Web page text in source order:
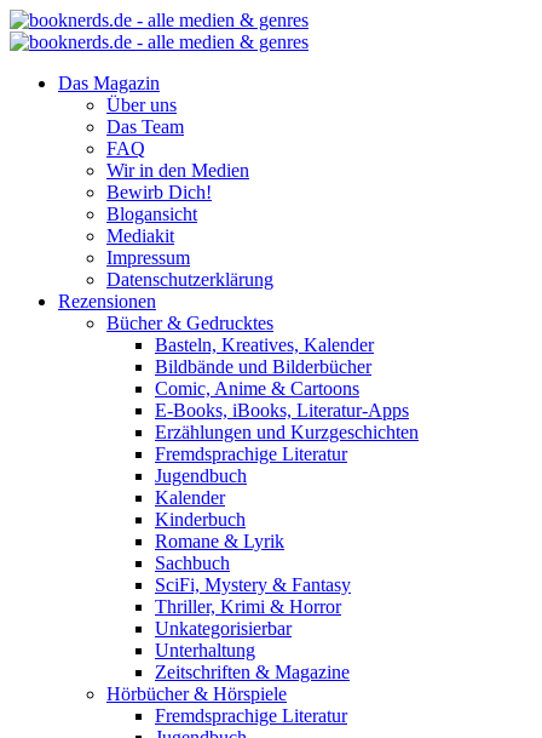
Das Magazin
Über uns
Das Team
FAQ
Wir in den Medien
Bewirb Dich!
Blogansicht
Mediakit
Impressum
Datenschutzerklärung
Rezensionen
Bücher & Gedrucktes
Basteln, Kreatives, Kalender
Bildbände und Bilderbücher
Comic, Anime & Cartoons
E-Books, iBooks, Literatur-Apps
Erzählungen und Kurzgeschichten
Fremdsprachige Literatur
Jugendbuch
Kalender
Kinderbuch
Romane & Lyrik
Sachbuch
SciFi, Mystery & Fantasy
Thriller, Krimi & Horror
Unkategorisierbar
Unterhaltung
Zeitschriften & Magazine
Hörbücher & Hörspiele
Fremdsprachige Literatur